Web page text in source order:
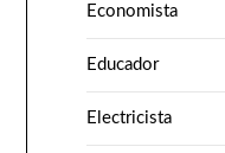
Economista
Educador
Electricista